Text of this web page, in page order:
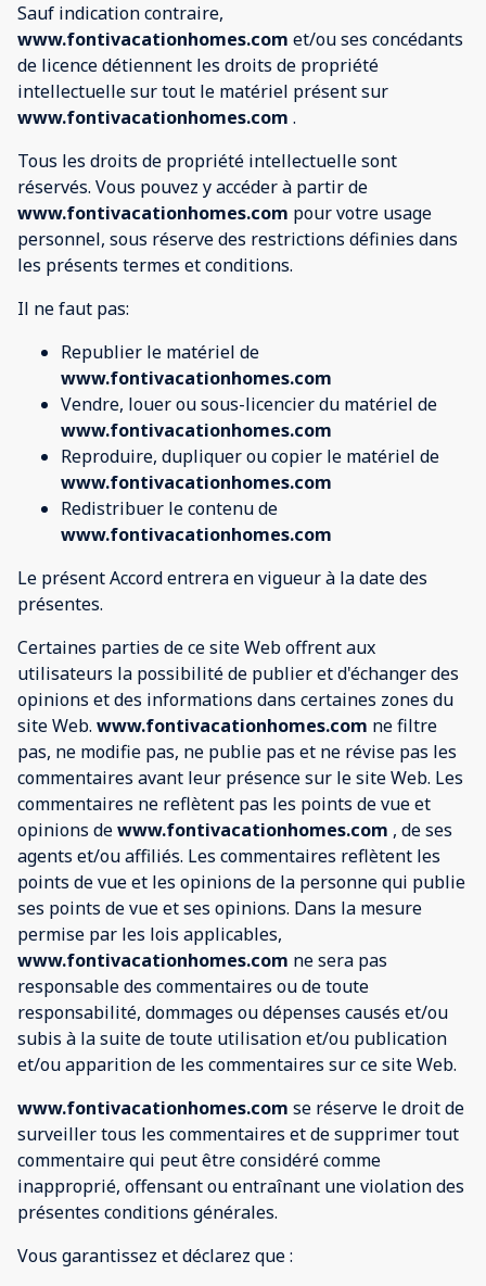
Sauf indication contraire,
www.fontivacationhomes.com et/ou ses concédants
de licence détiennent les droits de propriété
intellectuelle sur tout le matériel présent sur
www.fontivacationhomes.com .
Tous les droits de propriété intellectuelle sont
réservés. Vous pouvez y accéder à partir de
www.fontivacationhomes.com pour votre usage
personnel, sous réserve des restrictions définies dans
les présents termes et conditions.
Il ne faut pas:
Republier le matériel de
www.fontivacationhomes.com
Vendre, louer ou sous-licencier du matériel de
www.fontivacationhomes.com
Reproduire, dupliquer ou copier le matériel de
www.fontivacationhomes.com
Redistribuer le contenu de
www.fontivacationhomes.com
Le présent Accord entrera en vigueur à la date des
présentes.
Certaines parties de ce site Web offrent aux
utilisateurs la possibilité de publier et d'échanger des
opinions et des informations dans certaines zones du
site Web. www.fontivacationhomes.com ne filtre
pas, ne modifie pas, ne publie pas et ne révise pas les
commentaires avant leur présence sur le site Web. Les
commentaires ne reflètent pas les points de vue et
opinions dewww.fontivacationhomes.com , de ses
agents et/ou affiliés. Les commentaires reflètent les
points de vue et les opinions de la personne qui publie
ses points de vue et ses opinions. Dans la mesure
permise par les lois applicables,
www.fontivacationhomes.com ne sera pas
responsable des commentaires ou de toute
responsabilité, dommages ou dépenses causés et/ou
subis à la suite de toute utilisation et/ou publication
et/ou apparition de les commentaires sur ce site Web.
www.fontivacationhomes.com se réserve le droit de
surveiller tous les commentaires et de supprimer tout
commentaire qui peut être considéré comme
inapproprié, offensant ou entraînant une violation des
présentes conditions générales.
Vous garantissez et déclarez que :